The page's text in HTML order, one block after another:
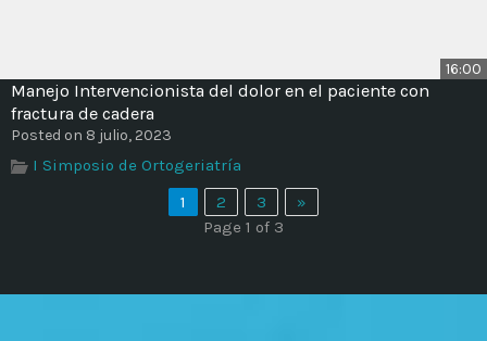
16:00
Manejo Intervencionista del dolor en el paciente con
fractura de cadera
Posted on 8 julio, 2023
I Simposio de Ortogeriatría
1
2 3
»
Page 1 of 3